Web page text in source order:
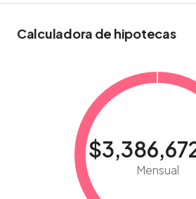
Calculadora de hipotecas
Mensual